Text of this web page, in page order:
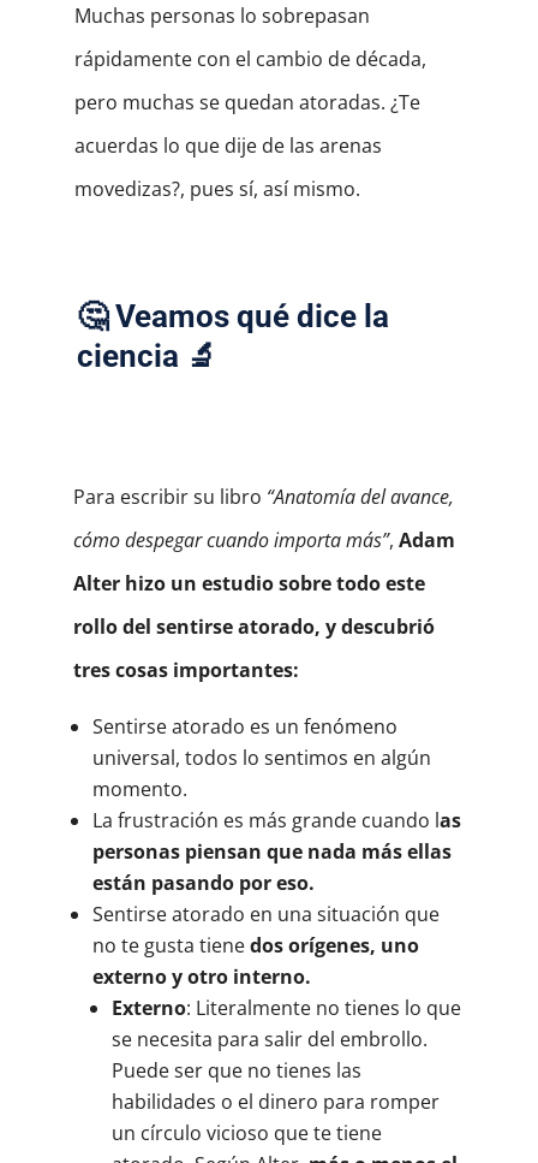
Muchas personas lo sobrepasan
rápidamente con el cambio de década,
pero muchas se quedan atoradas. ¿Te
acuerdas lo que dije de las arenas
movedizas?, pues sí, así mismo.
🤔 Veamos qué dice la
ciencia 🔬
Para escribir su libro “Anatomía del avance,
cómo despegar cuando importa más”, Adam
Alter hizo un estudio sobre todo este
rollo del sentirse atorado, y descubrió
tres cosas importantes:
Sentirse atorado es un fenómeno
universal, todos lo sentimos en algún
momento.
La frustración es más grande cuando las
personas piensan que nada más ellas
están pasando por eso.
Sentirse atorado en una situación que
no te gusta tienedos orígenes, uno
externo y otro interno.
Externo: Literalmente no tienes lo que
se necesita para salir del embrollo.
Puede ser que no tienes las
habilidades o el dinero para romper
un círculo vicioso que te tiene